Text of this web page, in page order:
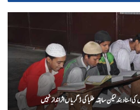
بند لیکن سابقہ طلبا کی ڈگریا ں اثرانداز نہیں